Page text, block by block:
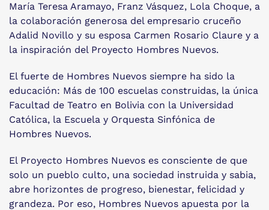
María Teresa Aramayo, Franz Vásquez, Lola Choque, a
la colaboración generosa del empresario cruceño
Adalid Novillo y su esposa Carmen Rosario Claure y a
la inspiración del Proyecto Hombres Nuevos.
El fuerte de Hombres Nuevos siempre ha sido la
educación: Más de 100 escuelas construidas, la única
Facultad de Teatro en Bolivia con la Universidad
Católica, la Escuela y Orquesta Sinfónica de
Hombres Nuevos.
El Proyecto Hombres Nuevos es consciente de que
solo un pueblo culto, una sociedad instruida y sabia,
abre horizontes de progreso, bienestar, felicidad y
grandeza. Por eso, Hombres Nuevos apuesta por la